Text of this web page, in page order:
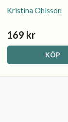
Kristina Ohlsson
169 kr
KÖP